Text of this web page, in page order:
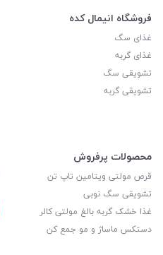
فروشگاه انیمال کده
غذای سگ
غذای گربه
تشویقی سگ
تشویقی گربه
محصولات پرفروش
قرص مولتی ویتامین تاپ تن
تشویقی سگ نوبی
غذا خشک گربه بالغ مولتی کالر
دستکس ماساژ و مو جمع کن